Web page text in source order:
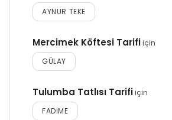
AYNUR TEKE
Mercimek Köftesi Tarifiiçin
GÜLAY
Tulumba Tatlısı Tarifiiçin
FADIME